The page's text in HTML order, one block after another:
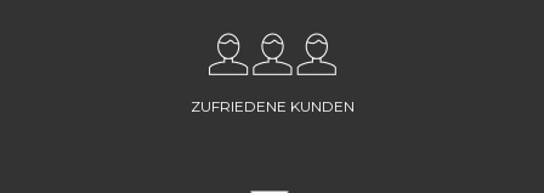
ZUFRIEDENE KUNDEN